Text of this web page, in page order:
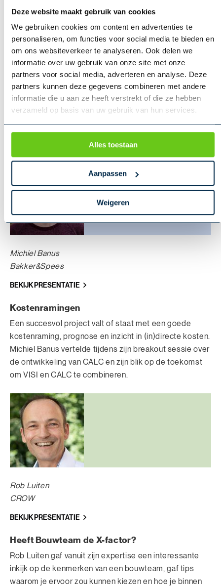
Deze website maakt gebruik van cookies
We gebruiken cookies om content en advertenties te
personaliseren, om functies voor social media te bieden en
om ons websiteverkeer te analyseren. Ook delen we
informatie over uw gebruik van onze site met onze
partners voor social media, adverteren en analyse. Deze
partners kunnen deze gegevens combineren met andere
informatie die u aan ze heeft verstrekt of die ze hebben
verzameld op basis van uw gebruik van hun services.
Alles toestaan
Aanpassen
Weigeren
Ruben Blair Bakker&Spees
BEKIJK PRESENTATIE
VISI&BIM
Veel organisaties onderschrijven het belang van BIM.
Ruben Blair deelde tijdens zijn sessie zijn ervaringen
vanuit het (inter)nationale werkveld op het gebied van
BIM, ISO 19650, CDE’s en de rol van VISI binnen BIM.
Michiel Banus
Bakker&Spees
BEKIJK PRESENTATIE
Kostenramingen
Een succesvol project valt of staat met een goede
kostenraming, prognose en inzicht in (in)directe kosten.
Michiel Banus vertelde tijdens zijn breakout sessie over
de ontwikkeling van CALC en zijn blik op de toekomst
om VISI en CALC te combineren.
Rob Luiten
CROW
BEKIJK PRESENTATIE
Heeft Bouwteam de X-factor?
Rob Luiten gaf vanuit zijn expertise een interessante
inkijk op de kenmerken van een bouwteam, gaf tips
waarom je ervoor zou kunnen kiezen en hoe je binnen